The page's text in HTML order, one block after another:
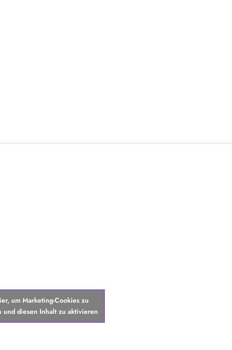
um Marketing-Cookies zu
und diesen Inhalt zu aktivieren